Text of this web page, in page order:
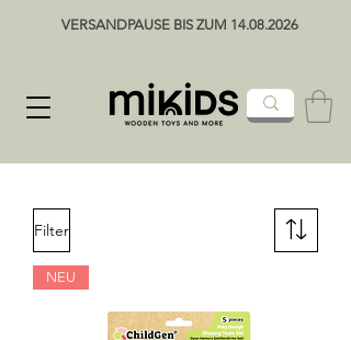
VERSANDPAUSE BIS ZUM 14.08.2026
Filter
NEU